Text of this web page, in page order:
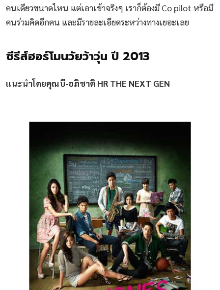
คนเดียวขนาดไหน แต่เอาเข้าจริงๆ เราก็ต้องมี Co pilot หรือมี
คนร่วมคิดอีกคน และมีรายละเอียดระหว่างทางเยอะเลย
ซีรีส์ฮอร์โมนวัยว้าวุ่น ปี 2013
แนะนำโดยคุณบี-อภิชาติ HR THE NEXT GEN